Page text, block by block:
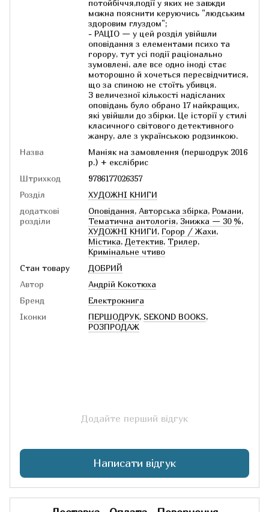
потойбіччя,події y яких не завжди
можна пояснити керуючись "людським
здоровим глуздом";
- РАЦІО — у цей розділ увійшли
оповідання з елементами психо та
горору, тут усі події раціонально
зумовлені, але все одно іноді стає
моторошно й хочеться пересвідчитися,
що за спиною не стоїть убивця.
З величезної кількості надісланих
оповідань було обрано 17 найкращих,
які увійшли до збірки. Це історії у стилі
класичного світового детективного
жанру, але з українською родзинкою.
Назва
Маніяк на замовлення (першодрук 2016
р.) + екслібрис
Штрихкод
9786177026357
Розділ
ХУДОЖНІ КНИГИ
додаткові
розділи
Оповідання, Авторська збірка, Романи,
Тематична антологія, Знижка — 30 %,
ХУДОЖНІ КНИГИ, Горор / Жахи,
Містика, Детектив, Трилер,
Кримінальне чтиво
Стан товару
ДОБРИЙ
Автор
Андрій Кокотюха
Бренд
Електрокнига
Іконки
ПЕРШОДРУК, SEKOND BOOKS,
РОЗПРОДАЖ
Додайте перший відгук
Написати відгук